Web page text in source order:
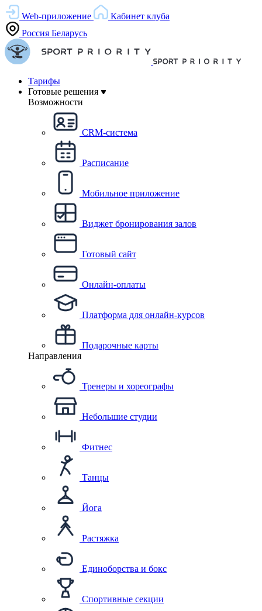
Web-приложение
Кабинет клуба
Россия Беларусь
Тарифы
Готовые решения
Возможности
CRM-система
Расписание
Мобильное приложение
Виджет бронирования залов
Готовый сайт
Онлайн-оплаты
Платформа для онлайн-курсов
Подарочные карты
Направления
Тренеры и хореографы
Небольшие студии
Фитнес
Танцы
Йога
Растяжка
Единоборства и бокс
Спортивные секции